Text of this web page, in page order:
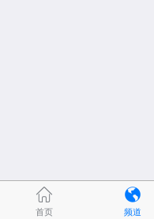
首页 频道